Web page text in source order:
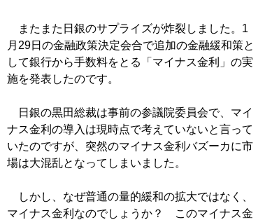
またまた日銀のサプライズが炸裂しました。1
月29日の金融政策決定会合で追加の金融緩和策と
して銀行から手数料をとる「マイナス金利」の実
施を発表したのです。
日銀の黒田総裁は事前の参議院委員会で、マイ
ナス金利の導入は現時点で考えていないと言って
いたのですが、突然のマイナス金利バズーカに市
場は大混乱となってしまいました。
しかし、なぜ普通の量的緩和の拡大ではなく、
マイナス金利なのでしょうか？ このマイナス金